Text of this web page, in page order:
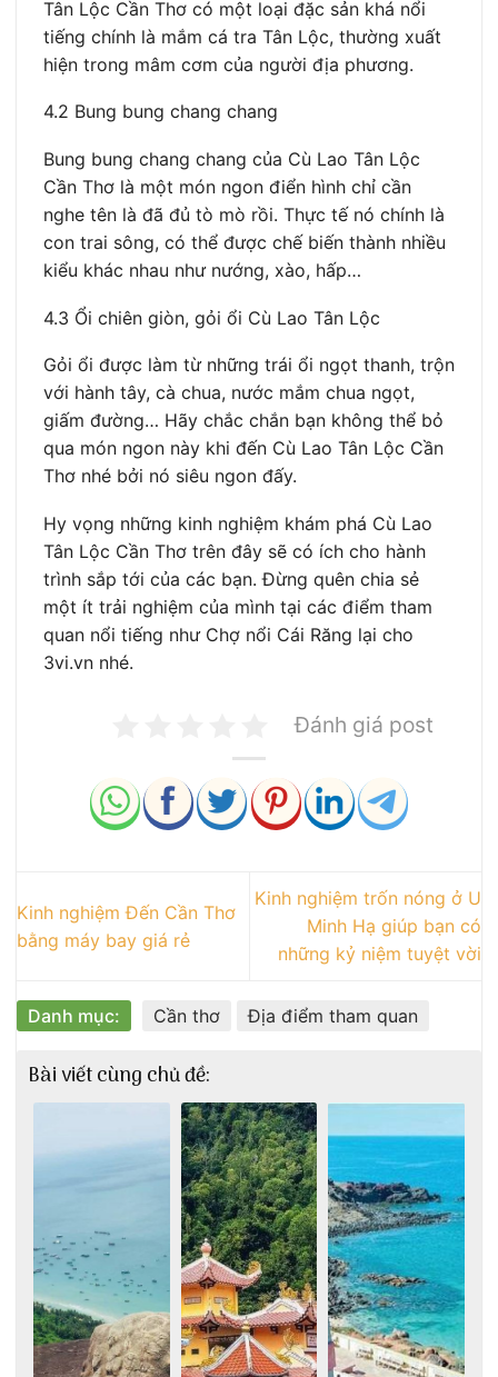
Tân Lộc Cần Thơ có một loại đặc sản khá nổi
tiếng chính là mắm cá tra Tân Lộc, thường xuất
hiện trong mâm cơm của người địa phương.
4.2 Bung bung chang chang
Bung bung chang chang của Cù Lao Tân Lộc
Cần Thơ là một món ngon điển hình chỉ cần
nghe tên là đã đủ tò mò rồi. Thực tế nó chính là
con trai sông, có thể được chế biến thành nhiều
kiểu khác nhau như nướng, xào, hấp…
4.3 Ổi chiên giòn, gỏi ổi Cù Lao Tân Lộc
Gỏi ổi được làm từ những trái ổi ngọt thanh, trộn
với hành tây, cà chua, nước mắm chua ngọt,
giấm đường… Hãy chắc chắn bạn không thể bỏ
qua món ngon này khi đến Cù Lao Tân Lộc Cần
Thơ nhé bởi nó siêu ngon đấy.
Hy vọng những kinh nghiệm khám phá Cù Lao
Tân Lộc Cần Thơ trên đây sẽ có ích cho hành
trình sắp tới của các bạn. Đừng quên chia sẻ
một ít trải nghiệm của mình tại các điểm tham
quan nổi tiếng như Chợ nổi Cái Răng lại cho
3vi.vn nhé.
Đánh giá post
Kinh nghiệm Đến Cần Thơ
bằng máy bay giá rẻ
Kinh nghiệm trốn nóng ở U
Minh Hạ giúp bạn có
những kỷ niệm tuyệt vời
Danh mục: Cần thơ Địa điểm tham quan
Bài viết cùng chủ đề: